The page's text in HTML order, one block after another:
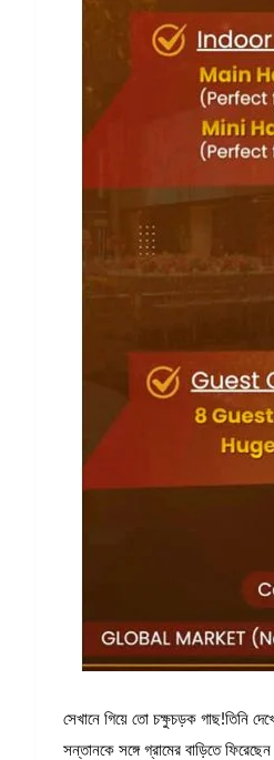
সেখানে গিয়ে তো চক্ষুচড়ক গাছ!তিনি
সন্তানকে সঙ্গে গ্রামের বাড়িতে